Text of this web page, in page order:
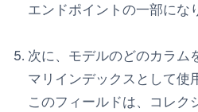
エンドポイントの一部にな
次に、モデルのどのカラム
マリインデックスとして使
このフィールドは、コレク